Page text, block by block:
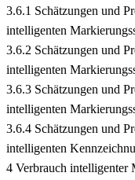
3.6.1 Schätzungen und
intelligenten
3.6.2 Schätzungen und
intelligenten
3.6.3 Schätzungen und
intelligenten
3.6.4 Schätzungen und
intelligenten
4 Verbrauch intelligenter